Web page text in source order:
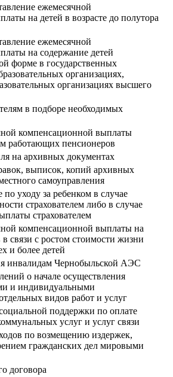
ежемесячной
на детей в возрасте до полутора
ежемесячной
на содержание детей
форме в государственных
организациях,
организациях высшего
в подборе необходимых
компенсационной выплаты
работающих пенсионеров
на архивных документах
выписок, копий архивных
самоуправления
уходу за ребенком в случае
страхователем либо в случае
страхователем
компенсационной выплаты на
связи с ростом стоимости жизни
и более детей
инвалидам Чернобыльской АЭС
о начале осуществления
и индивидуальными
видов работ и услуг
поддержки по оплате
услуг и услуг связи
по возмещению издержек,
гражданских дел мировыми
договора